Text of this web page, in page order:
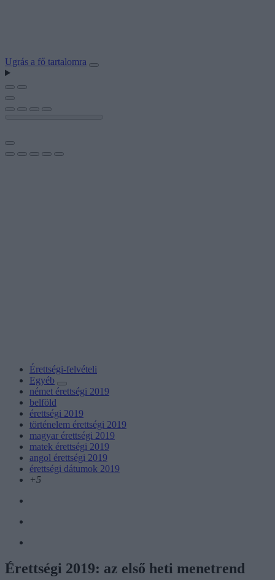
Ugrás a fő tartalomra
Érettségi-felvételi
Egyéb
német érettségi 2019
belföld
érettségi 2019
történelem érettségi 2019
magyar érettségi 2019
matek érettségi 2019
angol érettségi 2019
érettségi dátumok 2019
+5
Érettségi 2019: az első heti menetrend